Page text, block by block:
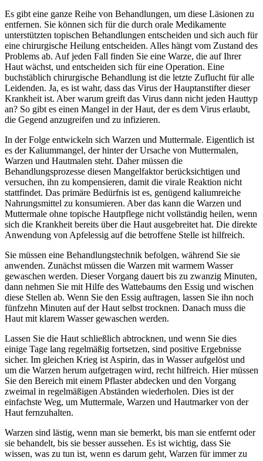
Es gibt eine ganze Reihe von Behandlungen, um diese Läsionen zu
entfernen. Sie können sich für die durch orale Medikamente
unterstützten topischen Behandlungen entscheiden und sich auch für
eine chirurgische Heilung entscheiden. Alles hängt vom Zustand des
Problems ab. Auf jeden Fall finden Sie eine Warze, die auf Ihrer
Haut wächst, und entscheiden sich für eine Operation. Eine
buchstäblich chirurgische Behandlung ist die letzte Zuflucht für alle
Leidenden. Ja, es ist wahr, dass das Virus der Hauptanstifter dieser
Krankheit ist. Aber warum greift das Virus dann nicht jeden Hauttyp
an? So gibt es einen Mangel in der Haut, der es dem Virus erlaubt,
die Gegend anzugreifen und zu infizieren.
In der Folge entwickeln sich Warzen und Muttermale. Eigentlich ist
es der Kaliummangel, der hinter der Ursache von Muttermalen,
Warzen und Hautmalen steht. Daher müssen die
Behandlungsprozesse diesen Mangelfaktor berücksichtigen und
versuchen, ihn zu kompensieren, damit die virale Reaktion nicht
stattfindet. Das primäre Bedürfnis ist es, genügend kaliumreiche
Nahrungsmittel zu konsumieren. Aber das kann die Warzen und
Muttermale ohne topische Hautpflege nicht vollständig heilen, wenn
sich die Krankheit bereits über die Haut ausgebreitet hat. Die direkte
Anwendung von Apfelessig auf die betroffene Stelle ist hilfreich.
Sie müssen eine Behandlungstechnik befolgen, während Sie sie
anwenden. Zunächst müssen die Warzen mit warmem Wasser
gewaschen werden. Dieser Vorgang dauert bis zu zwanzig Minuten,
dann nehmen Sie mit Hilfe des Wattebaums den Essig und wischen
diese Stellen ab. Wenn Sie den Essig auftragen, lassen Sie ihn noch
fünfzehn Minuten auf der Haut selbst trocknen. Danach muss die
Haut mit klarem Wasser gewaschen werden.
Lassen Sie die Haut schließlich abtrocknen, und wenn Sie dies
einige Tage lang regelmäßig fortsetzen, sind positive Ergebnisse
sicher. Im gleichen Krieg ist Aspirin, das in Wasser aufgelöst und
um die Warzen herum aufgetragen wird, recht hilfreich. Hier müssen
Sie den Bereich mit einem Pflaster abdecken und den Vorgang
zweimal in regelmäßigen Abständen wiederholen. Dies ist der
einfachste Weg, um Muttermale, Warzen und Hautmarker von der
Haut fernzuhalten.
Warzen sind lästig, wenn man sie bemerkt, bis man sie entfernt oder
sie behandelt, bis sie besser aussehen. Es ist wichtig, dass Sie
wissen, was zu tun ist, wenn es darum geht, Warzen für immer zu